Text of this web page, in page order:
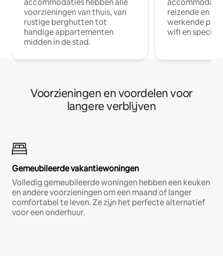
voorzieningen van thuis, van
rustige berghutten tot
handige appartementen
midden in de stad.
reizende en
werkende
wifi en
Voorzieningen en voordelen voor
langere verblijven
Gemeubileerde vakantiewoningen
Volledig gemeubileerde woningen hebben een keuken
en andere voorzieningen om een maand of langer
comfortabel te leven. Ze zijn het perfecte alternatief
voor een onderhuur.